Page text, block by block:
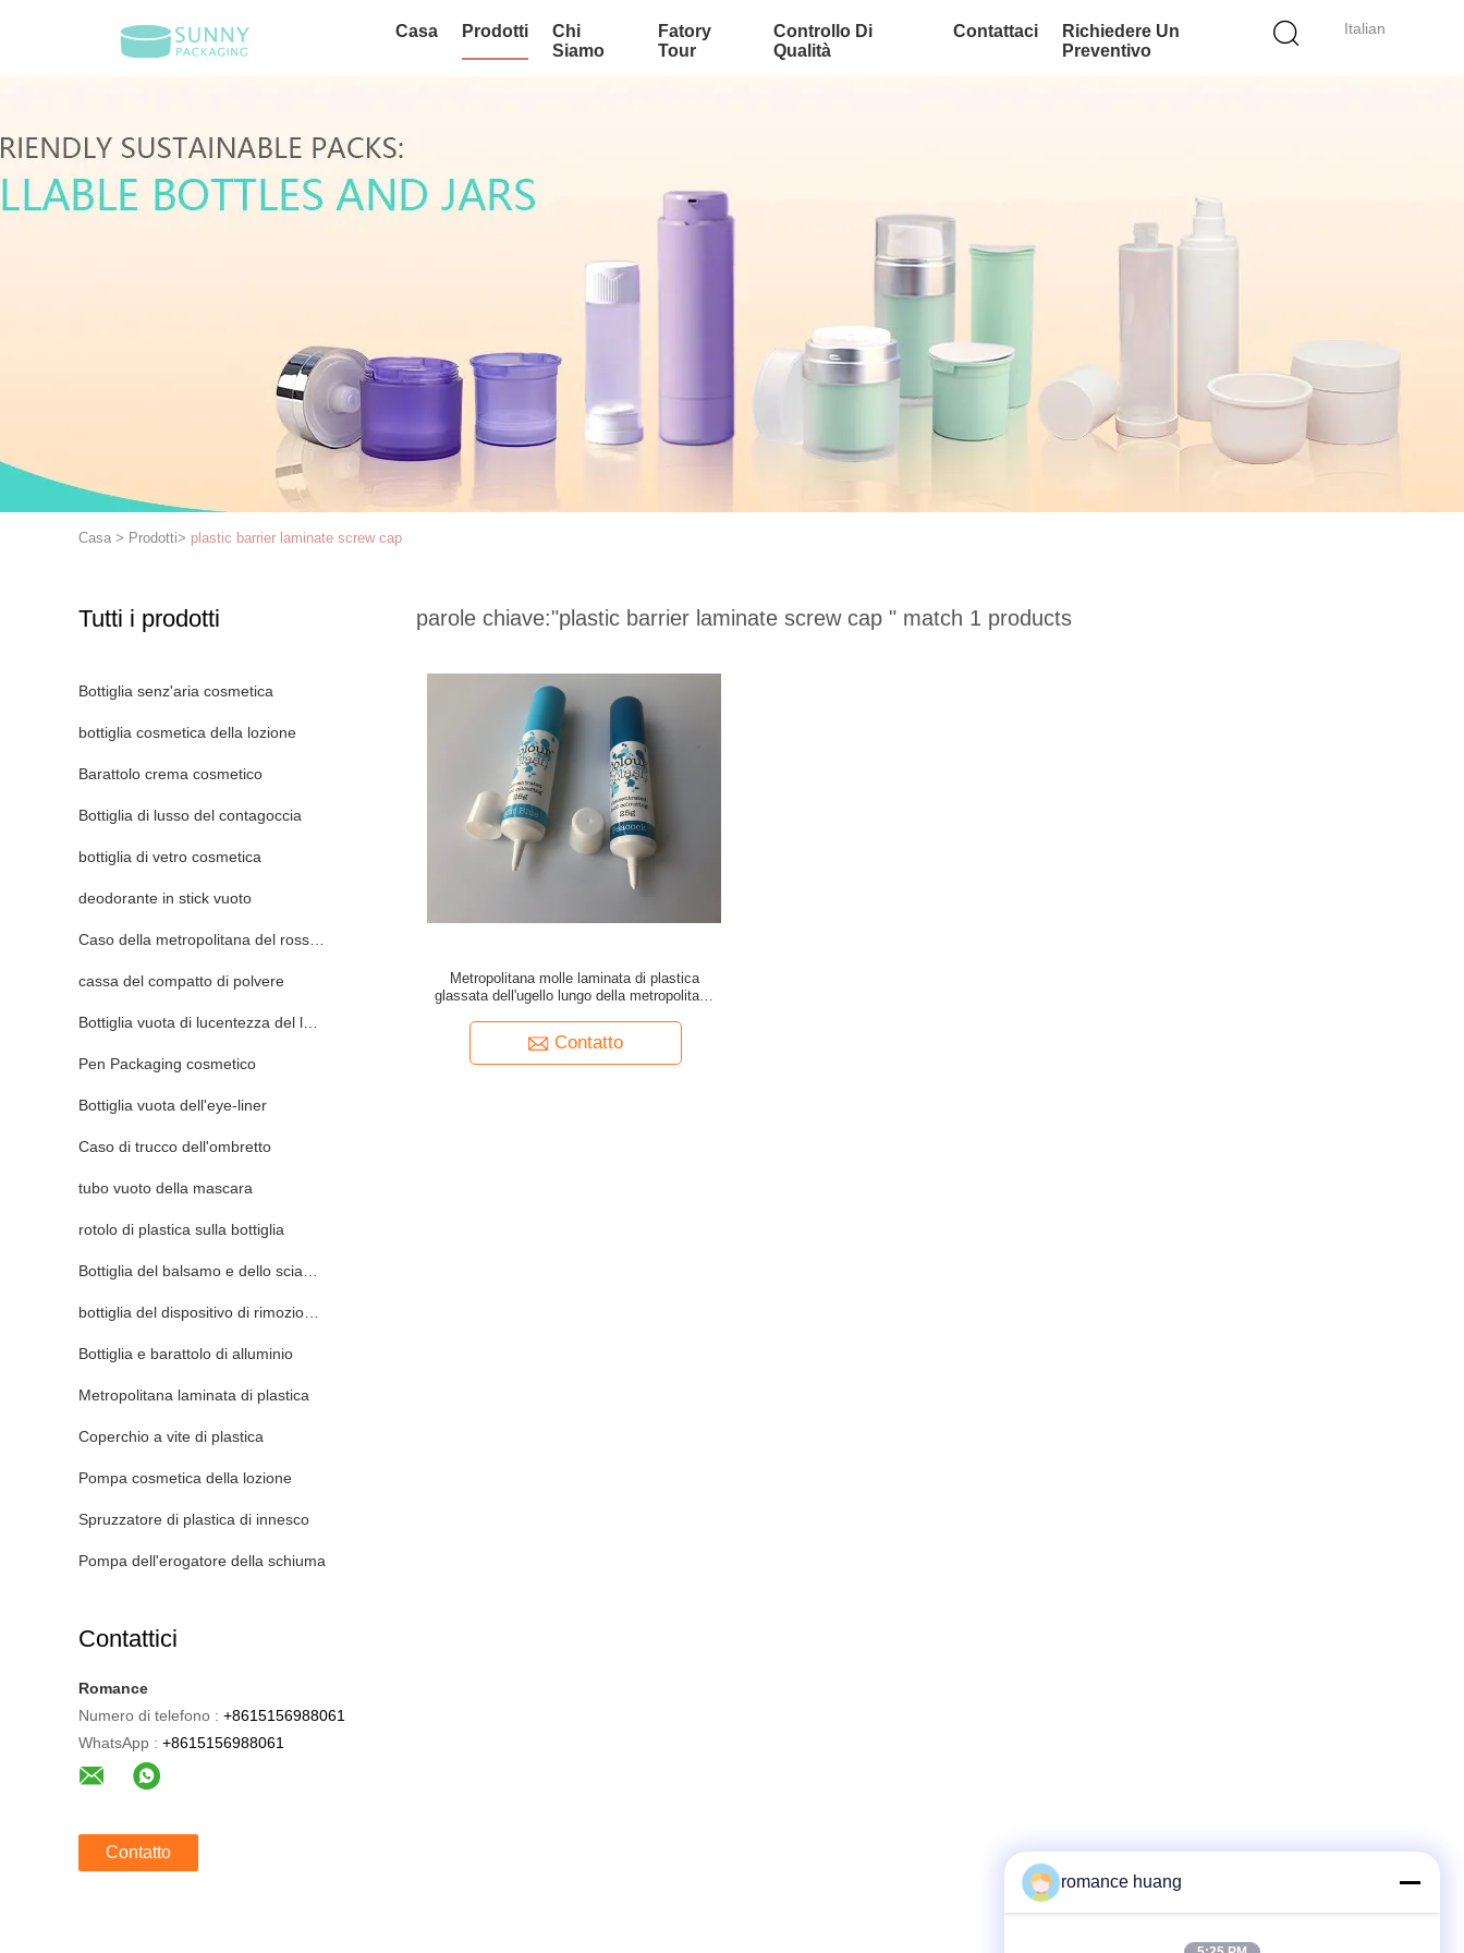
Italian
Casa Prodotti
Chi
Siamo
Fatory
Tour
Controllo Di
Qualità
Contattaci
Richiedere Un
Preventivo
Casa > Prodotti> plastic barrier laminate screw cap
Tutti i prodotti
Bottiglia senz'aria cosmetica
bottiglia cosmetica della lozione
Barattolo crema cosmetico
Bottiglia di lusso del contagoccia
bottiglia di vetro cosmetica
deodorante in stick vuoto
Caso della metropolitana del rossetto
cassa del compatto di polvere
Bottiglia vuota di lucentezza del labbro
Pen Packaging cosmetico
Bottiglia vuota dell'eye-liner
Caso di trucco dell'ombretto
tubo vuoto della mascara
rotolo di plastica sulla bottiglia
Bottiglia del balsamo e dello sciampo
bottiglia del dispositivo di rimozione dello smalto
Bottiglia e barattolo di alluminio
Metropolitana laminata di plastica
Coperchio a vite di plastica
Pompa cosmetica della lozione
Spruzzatore di plastica di innesco
Pompa dell'erogatore della schiuma
Contattici
Romance
Numero di telefono : +8615156988061
WhatsApp : +8615156988061
Contatto
parole chiave:"plastic barrier laminate screw cap " match 1 products
Metropolitana molle laminata di plastica
glassata dell'ugello lungo della metropolitana
Contatto
romance huang